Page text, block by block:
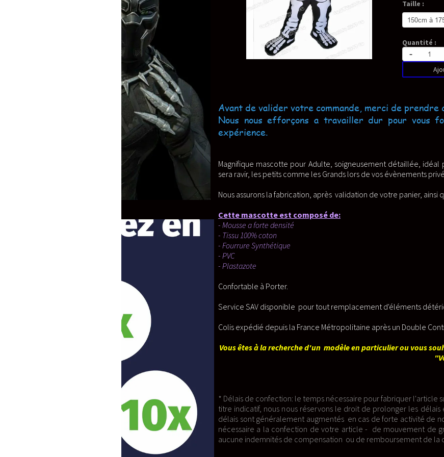
Taille :
Quantité :
Avant de valider votre commande, merci de prendre connaissance de nos
Nous nous efforçons a travailler dur pour vous fournir nos plus belle
expérience.
Magnifique mascotte pour Adulte, soigneusement détaillée, idéal pour les cosplayeurs,
sera ravir, les petits comme les Grands lors de vos évènements privés ou professionnels.
Nous assurons la fabrication, après validation de votre panier, ainsi que l'envoi suivi jusqu’à votre
Cette mascotte est composé de:
- Mousse a forte densité
- Tissu 100% coton
Confortable à Porter.
Service SAV disponible pour tout remplacement d'éléments détériorer par l'usure.
Colis expédié depuis la France Métropolitaine après un Double Contrôle Qualitatif et Quantitatif.
Vous êtes à la recherche d'un modèle en particulier ou vous souhaitez réaliser votre Projet,
* Délais de confection: le temps nécessaire pour fabriquer l'article sur-demande après la période de
titre indicatif, nous nous réservons le droit de prolonger les délais en cas de forte nécessité pour
délais sont généralement augmentés en cas de forte activité de nos services (victime de notre
nécessaire a la confection de votre article - de mouvement de grève ou d'une éventuelle
aucune indemnités de compensation ou de remboursement de la commande peuvent être demandés.